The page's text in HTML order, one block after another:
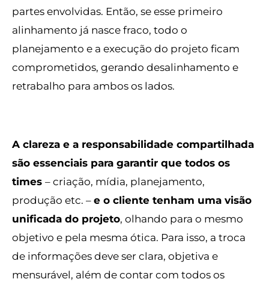
partes envolvidas. Então, se esse primeiro
alinhamento já nasce fraco, todo o
planejamento e a execução do projeto ficam
comprometidos, gerando desalinhamento e
retrabalho para ambos os lados.
A clareza e a responsabilidade compartilhada
são essenciais para garantir que todos os
times – criação, mídia, planejamento,
produção etc. –e o cliente tenham uma visão
unificada do projeto, olhando para o mesmo
objetivo e pela mesma ótica. Para isso, a troca
de informações deve ser clara, objetiva e
mensurável, além de contar com todos os